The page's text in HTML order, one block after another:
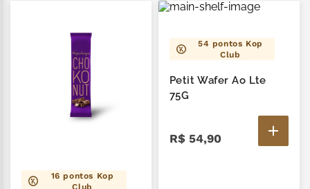
16 pontos Kop
Club
54 pontos Kop
Club
Petit Wafer Ao Lte
75G
R$ 54,90